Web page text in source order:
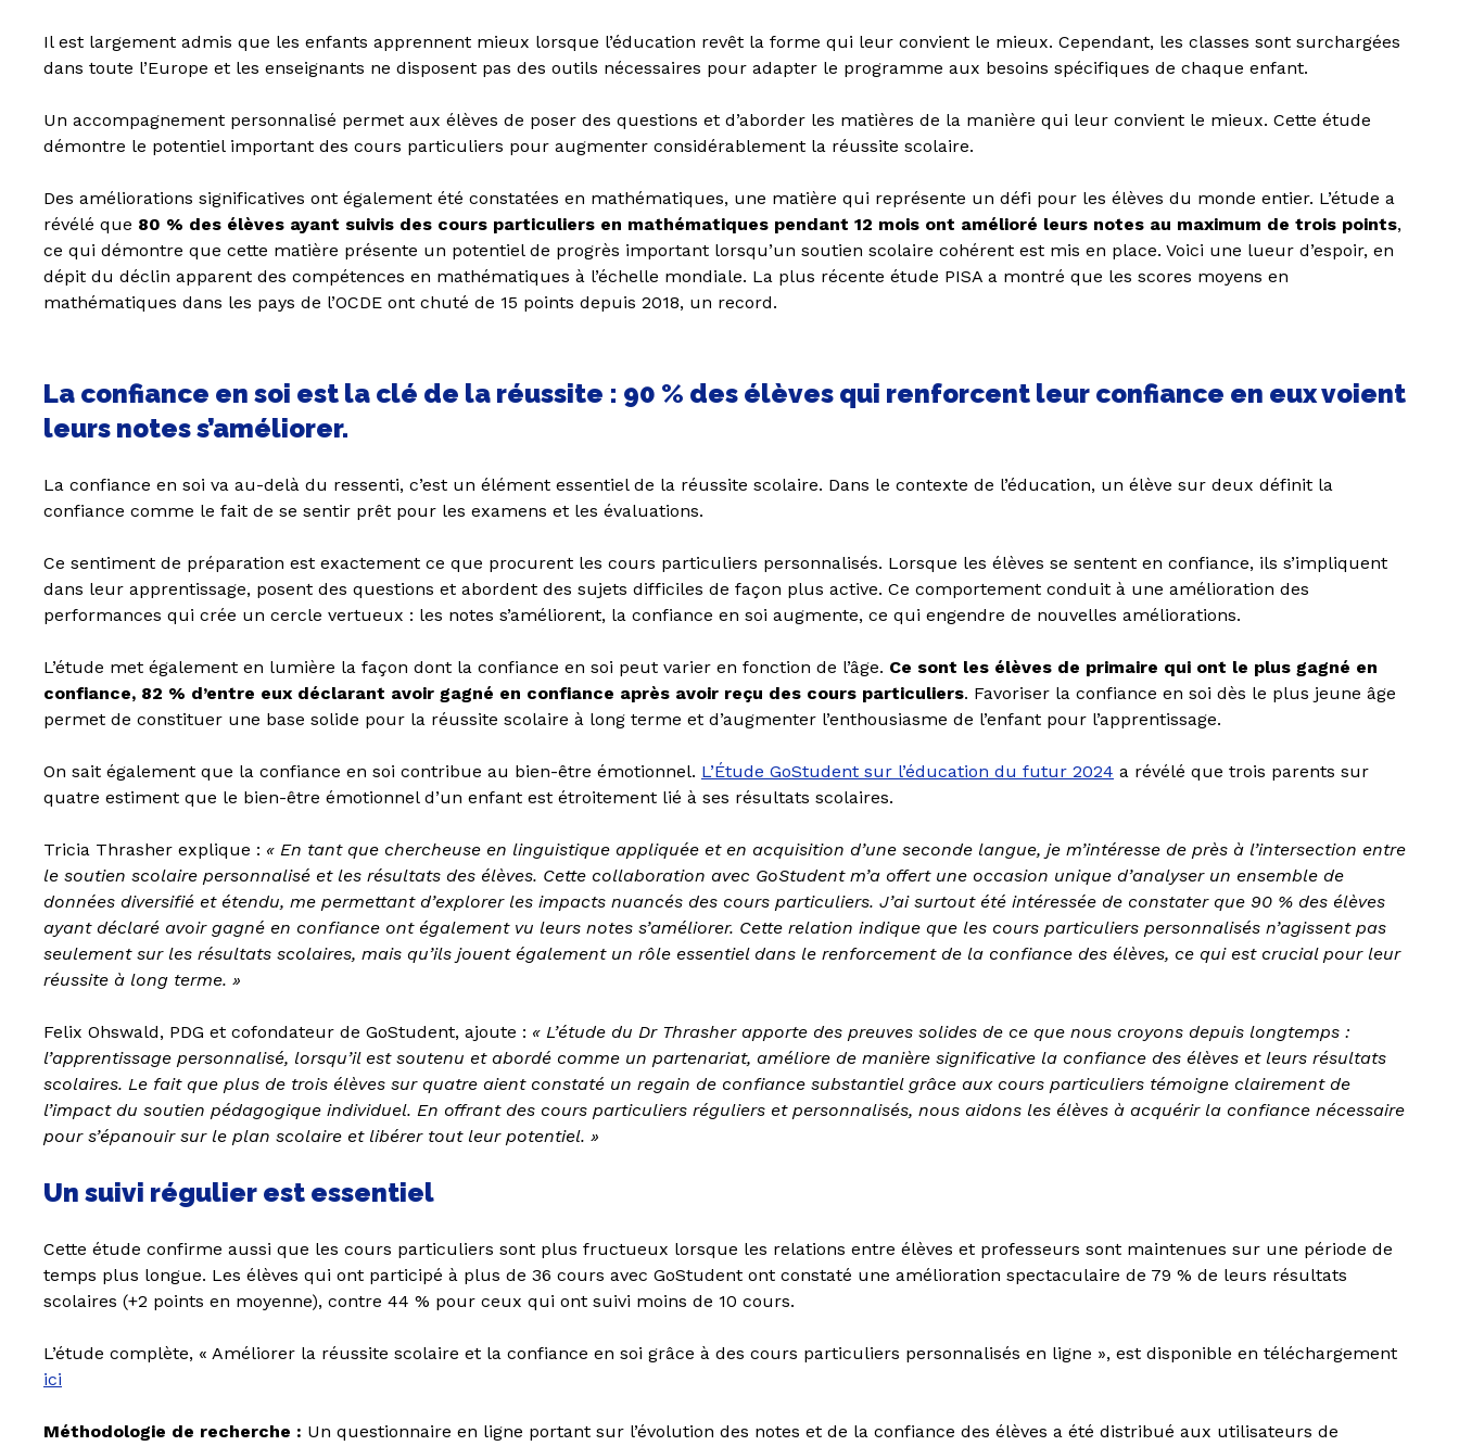
Il est largement admis que les enfants apprennent mieux lorsque l’éducation revêt la forme qui leur convient le mieux. Cependant, les classes sont surchargées
dans toute l’Europe et les enseignants ne disposent pas des outils nécessaires pour adapter le programme aux besoins spécifiques de chaque enfant.
Un accompagnement personnalisé permet aux élèves de poser des questions et d’aborder les matières de la manière qui leur convient le mieux. Cette étude
démontre le potentiel important des cours particuliers pour augmenter considérablement la réussite scolaire.
Des améliorations significatives ont également été constatées en mathématiques, une matière qui représente un défi pour les élèves du monde entier. L’étude a
révélé que 80 % des élèves ayant suivis des cours particuliers en mathématiques pendant 12 mois ont amélioré leurs notes au maximum de trois points,
ce qui démontre que cette matière présente un potentiel de progrès important lorsqu’un soutien scolaire cohérent est mis en place. Voici une lueur d’espoir, en
dépit du déclin apparent des compétences en mathématiques à l’échelle mondiale. La plus récente étude PISA a montré que les scores moyens en
mathématiques dans les pays de l’OCDE ont chuté de 15 points depuis 2018, un record.
La confiance en soi est la clé de la réussite : 90 % des élèves qui renforcent leur confiance en eux voient
leurs notes s’améliorer.
La confiance en soi va au-delà du ressenti, c’est un élément essentiel de la réussite scolaire. Dans le contexte de l’éducation, un élève sur deux définit la
confiance comme le fait de se sentir prêt pour les examens et les évaluations.
Ce sentiment de préparation est exactement ce que procurent les cours particuliers personnalisés. Lorsque les élèves se sentent en confiance, ils s’impliquent
dans leur apprentissage, posent des questions et abordent des sujets difficiles de façon plus active. Ce comportement conduit à une amélioration des
performances qui crée un cercle vertueux : les notes s’améliorent, la confiance en soi augmente, ce qui engendre de nouvelles améliorations.
L’étude met également en lumière la façon dont la confiance en soi peut varier en fonction de l’âge. Ce sont les élèves de primaire qui ont le plus gagné en
confiance, 82 % d’entre eux déclarant avoir gagné en confiance après avoir reçu des cours particuliers. Favoriser la confiance en soi dès le plus jeune âge
permet de constituer une base solide pour la réussite scolaire à long terme et d’augmenter l’enthousiasme de l’enfant pour l’apprentissage.
On sait également que la confiance en soi contribue au bien-être émotionnel. L’Étude GoStudent sur l’éducation du futur 2024 a révélé que trois parents sur
quatre estiment que le bien-être émotionnel d’un enfant est étroitement lié à ses résultats scolaires.
Tricia Thrasher explique : « En tant que chercheuse en linguistique appliquée et en acquisition d’une seconde langue, je m’intéresse de près à l’intersection entre
le soutien scolaire personnalisé et les résultats des élèves. Cette collaboration avec GoStudent m’a offert une occasion unique d’analyser un ensemble de
données diversifié et étendu, me permettant d’explorer les impacts nuancés des cours particuliers. J’ai surtout été intéressée de constater que 90 % des élèves
ayant déclaré avoir gagné en confiance ont également vu leurs notes s’améliorer. Cette relation indique que les cours particuliers personnalisés n’agissent pas
seulement sur les résultats scolaires, mais qu’ils jouent également un rôle essentiel dans le renforcement de la confiance des élèves, ce qui est crucial pour leur
réussite à long terme. »
Felix Ohswald, PDG et cofondateur de GoStudent, ajoute : « L’étude du Dr Thrasher apporte des preuves solides de ce que nous croyons depuis longtemps :
l’apprentissage personnalisé, lorsqu’il est soutenu et abordé comme un partenariat, améliore de manière significative la confiance des élèves et leurs résultats
scolaires. Le fait que plus de trois élèves sur quatre aient constaté un regain de confiance substantiel grâce aux cours particuliers témoigne clairement de
l’impact du soutien pédagogique individuel. En offrant des cours particuliers réguliers et personnalisés, nous aidons les élèves à acquérir la confiance nécessaire
pour s’épanouir sur le plan scolaire et libérer tout leur potentiel. »
Un suivi régulier est essentiel
Cette étude confirme aussi que les cours particuliers sont plus fructueux lorsque les relations entre élèves et professeurs sont maintenues sur une période de
temps plus longue. Les élèves qui ont participé à plus de 36 cours avec GoStudent ont constaté une amélioration spectaculaire de 79 % de leurs résultats
scolaires (+2 points en moyenne), contre 44 % pour ceux qui ont suivi moins de 10 cours.
L’étude complète, « Améliorer la réussite scolaire et la confiance en soi grâce à des cours particuliers personnalisés en ligne », est disponible en téléchargement
ici
Méthodologie de recherche : Un questionnaire en ligne portant sur l’évolution des notes et de la confiance des élèves a été distribué aux utilisateurs de